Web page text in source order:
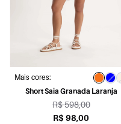
Mais cores:
Short Saia Granada Laranja
R$ 598,00
R$ 98,00